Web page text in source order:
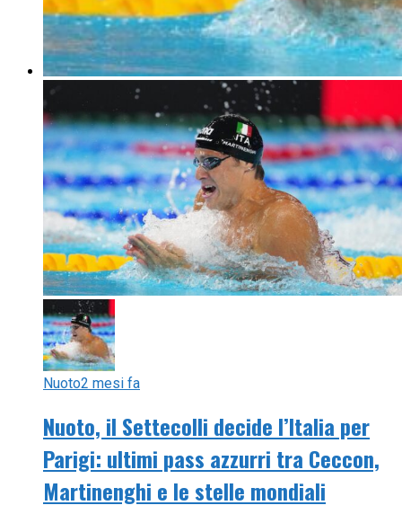
Nuoto2 mesi fa
Nuoto, il Settecolli decide l’Italia per
Parigi: ultimi pass azzurri tra Ceccon,
Martinenghi e le stelle mondiali